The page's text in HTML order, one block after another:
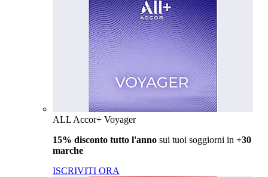
ALL Accor+ Voyager
15% disconto tutto l'anno sui tuoi soggiorni in +30
marche
ISCRIVITI ORA